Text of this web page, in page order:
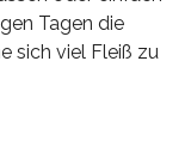
Tagen die
sich viel Fleiß zu